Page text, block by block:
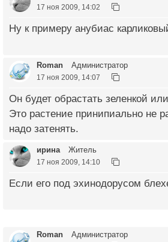
17 ноя 2009, 14:02
Ну к примеру анубиас
Roman Администратор
17 ноя 2009, 14:07
Он будет обрастать зеленкой
Это растение принипиально не
надо затенять.
ирина Житель
17 ноя 2009, 14:10
Если его под эхинодорусом
Roman Администратор